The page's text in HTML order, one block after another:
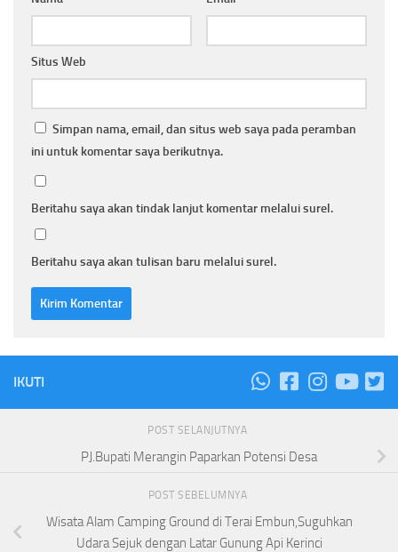
Situs Web
Simpan nama, email, dan situs web saya pada peramban
ini untuk komentar saya berikutnya.
Beritahu saya akan tindak lanjut komentar melalui surel.
Beritahu saya akan tulisan baru melalui surel.
IKUTI
POST SELANJUTNYA
PJ.Bupati Merangin Paparkan Potensi Desa
POST SEBELUMNYA
Wisata Alam Camping Ground di Terai Embun,Suguhkan
Udara Sejuk dengan Latar Gunung Api Kerinci